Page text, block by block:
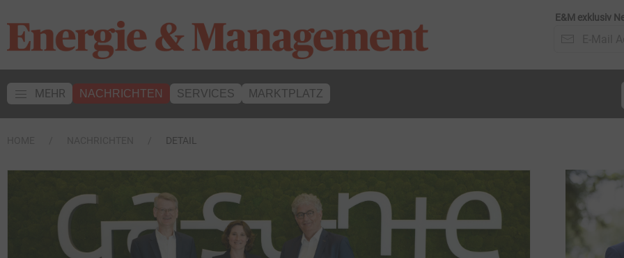
E&M exklusiv
MEHR NACHRICHTEN SERVICES MARKTPLATZ
DETAIL